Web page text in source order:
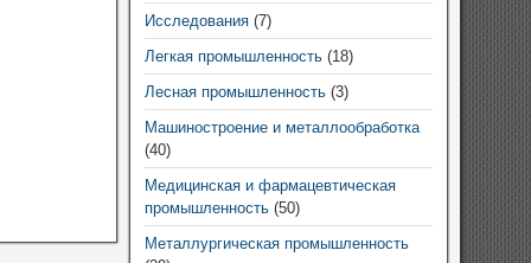
Исследования(7)
Легкая промышленность(18)
Лесная промышленность(3)
Машиностроение и металлообработка
(40)
Медицинская и фармацевтическая
промышленность(50)
Металлургическая промышленность